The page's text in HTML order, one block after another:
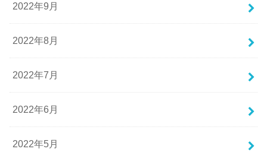
2022年9月
2022年8月
2022年7月
2022年6月
2022年5月